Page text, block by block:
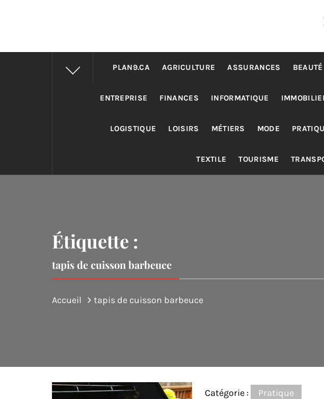
PLAN9.CA AGRICULTURE ASSURANCES BEAUTÉ
ENTREPRISE FINANCES INFORMATIQUE
LOGISTIQUE LOISIRS MÉTIERS MODE
TEXTILE TOURISME
Étiquette :
tapis de cuisson barbeuce
Accueil tapis de cuisson barbeuce
Catégorie : Pratique